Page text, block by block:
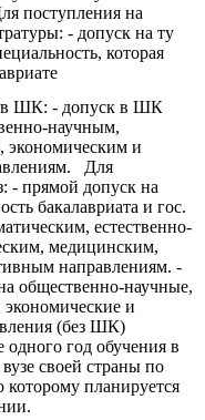
поступления на
- допуск на ту
которая
в ШК: - допуск в ШК
научным,
экономическим и
Для
- прямой допуск на
бакалавриата и гос.
естественно-
медицинским,
направлениям. -
общественно-научные,
экономические и
(без ШК)
одного год обучения в
своей страны по
планируется